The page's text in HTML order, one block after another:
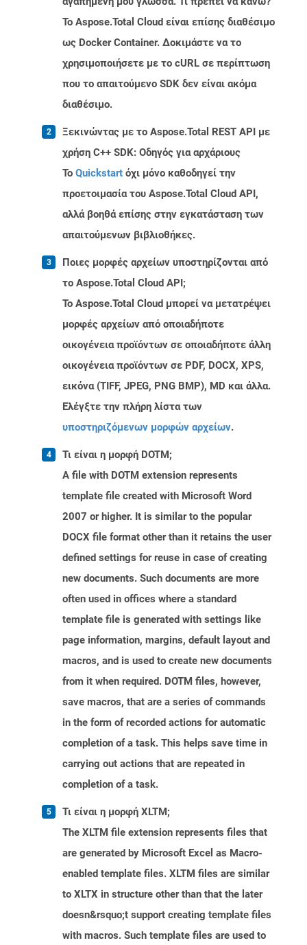
Το Aspose.Total Cloud είναι επίσης διαθέσιμο
ως Docker Container. Δοκιμάστε να το
χρησιμοποιήσετε με το cURL σε περίπτωση
που το απαιτούμενο SDK δεν είναι ακόμα
διαθέσιμο.
Ξεκινώντας με το Aspose.Total REST API με
χρήση C++ SDK: Οδηγός για αρχάριους
Το Quickstart όχι μόνο καθοδηγεί την
προετοιμασία του Aspose.Total Cloud API,
αλλά βοηθά επίσης στην εγκατάσταση των
απαιτούμενων βιβλιοθήκες.
Ποιες μορφές αρχείων υποστηρίζονται από
το Aspose.Total Cloud API;
Το Aspose.Total Cloud μπορεί να μετατρέψει
μορφές αρχείων από οποιαδήποτε
οικογένεια προϊόντων σε οποιαδήποτε άλλη
οικογένεια προϊόντων σε PDF, DOCX, XPS,
εικόνα (TIFF, JPEG, PNG BMP), MD και άλλα.
Ελέγξτε την πλήρη λίστα των
υποστηριζόμενων μορφών αρχείων.
Τι είναι η μορφή DOTM;
A file with DOTM extension represents
template file created with Microsoft Word
2007 or higher. It is similar to the popular
DOCX file format other than it retains the user
defined settings for reuse in case of creating
new documents. Such documents are more
often used in offices where a standard
template file is generated with settings like
page information, margins, default layout and
macros, and is used to create new documents
from it when required. DOTM files, however,
save macros, that are a series of commands
in the form of recorded actions for automatic
completion of a task. This helps save time in
carrying out actions that are repeated in
completion of a task.
Τι είναι η μορφή XLTM;
The XLTM file extension represents files that
are generated by Microsoft Excel as Macro-
enabled template files. XLTM files are similar
to XLTX in structure other than that the later
doesn&rsquo;t support creating template files
with macros. Such template files are used to